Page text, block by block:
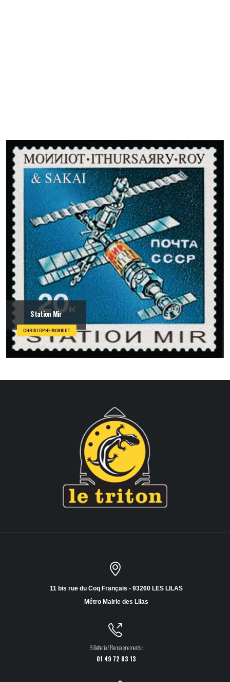
Station Mir
CHRISTOPHE MONNIOT
11 bis rue du Coq Français - 93260 LES LILAS
Métro Mairie des Lilas
Billetterie / Renseignements :
01 49 72 83 13